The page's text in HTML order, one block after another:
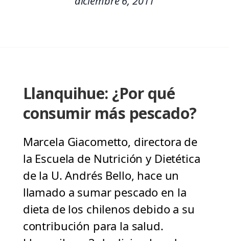
Llanquihue: ¿Por qué
consumir más pescado?
Marcela Giacometto, directora de
la Escuela de Nutrición y Dietética
de la U. Andrés Bello, hace un
llamado a sumar pescado en la
dieta de los chilenos debido a su
contribución para la salud.